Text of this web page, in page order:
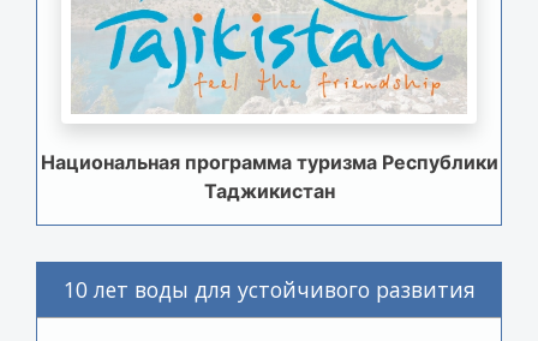
Национальная программа туризма Республики
Таджикистан
10 лет воды для устойчивого развития